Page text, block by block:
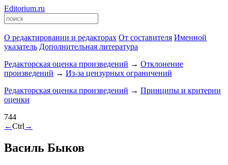
Editorium.ru
О редактировании и редакторах От составителя Именной
указатель Дополнительная литература
Редакторская оценка произведений → Отклонение
произведений → Из-за цензурных ограничений
Редакторская оценка произведений → Принципы и критерии
оценки
744
←Ctrl →
Василь Быков